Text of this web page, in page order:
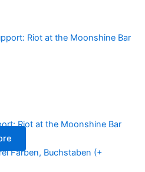
Riot at the Moonshine Bar